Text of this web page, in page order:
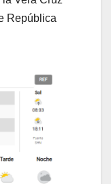
República